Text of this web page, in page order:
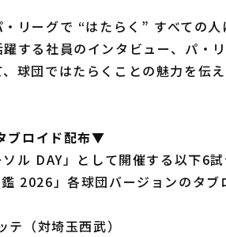
リーグで “はたらく” すべての人
する社員のインタビュー、パ・
球団ではたらくことの魅力を伝え
ブロイド配布▼
ル DAY」として開催する以下6
2026」各球団バージョンのタブ
（対埼玉西武）